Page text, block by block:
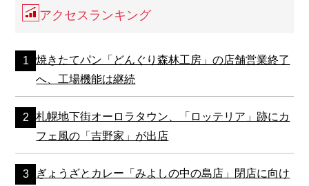
アクセスランキング
焼きたてパン「どんぐり森林工房」の店舗営業終了
へ、工場機能は継続
札幌地下街オーロラタウン、「ロッテリア」跡にカ
フェ風の「吉野家」が出店
ぎょうざとカレー「みよしの中の島店」閉店に向け